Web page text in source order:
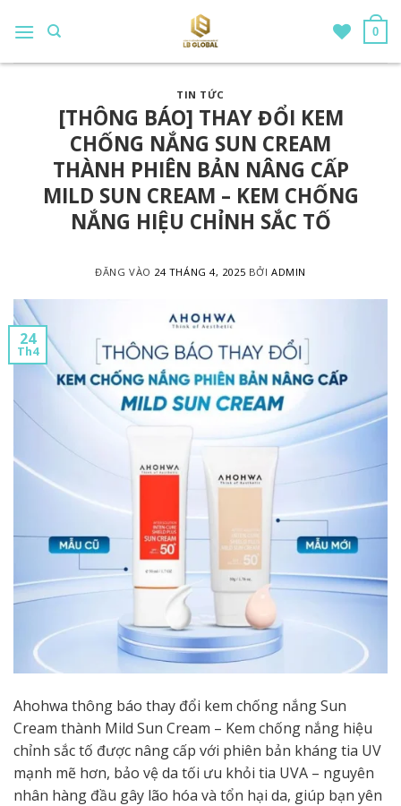
qua
0
TIN TỨC
[THÔNG BÁO] THAY ĐỔI KEM
CHỐNG NẮNG SUN CREAM
THÀNH PHIÊN BẢN NÂNG CẤP
MILD SUN CREAM – KEM CHỐNG
NẮNG HIỆU CHỈNH SẮC TỐ
ĐĂNG VÀO 24 THÁNG 4, 2025 BỞI ADMIN
24
Th4
Ahohwa thông báo thay đổi kem chống nắng Sun
Cream thành Mild Sun Cream – Kem chống nắng hiệu
chỉnh sắc tố được nâng cấp với phiên bản kháng tia UV
mạnh mẽ hơn, bảo vệ da tối ưu khỏi tia UVA – nguyên
nhân hàng đầu gây lão hóa và tổn hại da, giúp bạn yên